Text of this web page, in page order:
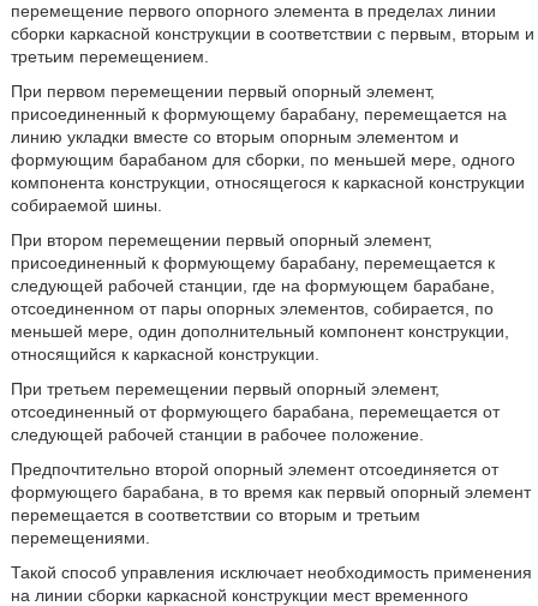
перемещение первого опорного элемента в пределах линии
сборки каркасной конструкции в соответствии с первым, вторым и
третьим перемещением.
При первом перемещении первый опорный элемент,
присоединенный к формующему барабану, перемещается на
линию укладки вместе со вторым опорным элементом и
формующим барабаном для сборки, по меньшей мере, одного
компонента конструкции, относящегося к каркасной конструкции
собираемой шины.
При втором перемещении первый опорный элемент,
присоединенный к формующему барабану, перемещается к
следующей рабочей станции, где на формующем барабане,
отсоединенном от пары опорных элементов, собирается, по
меньшей мере, один дополнительный компонент конструкции,
относящийся к каркасной конструкции.
При третьем перемещении первый опорный элемент,
отсоединенный от формующего барабана, перемещается от
следующей рабочей станции в рабочее положение.
Предпочтительно второй опорный элемент отсоединяется от
формующего барабана, в то время как первый опорный элемент
перемещается в соответствии со вторым и третьим
перемещениями.
Такой способ управления исключает необходимость применения
на линии сборки каркасной конструкции мест временного